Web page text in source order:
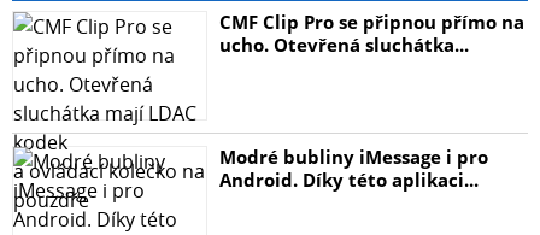
CMF Clip Pro se připnou přímo na
ucho. Otevřená sluchátka...
Modré bubliny iMessage i pro
Android. Díky této aplikaci...